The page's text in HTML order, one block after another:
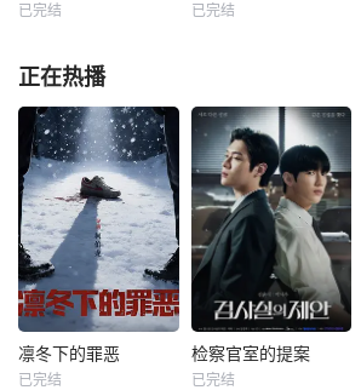
已完结 已完结
正在热播
凛冬下的罪恶
已完结
检察官室的提案
已完结